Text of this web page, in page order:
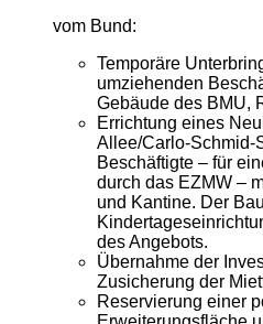
vom Bund:
Temporäre
umziehenden
Gebäude des BMU,
Errichtung eines
Allee/Carlo-Schmid-
Beschäftigte – für
durch das EZMW –
und Kantine. Der
des Angebots.
Übernahme der
Zusicherung der
Reservierung einer